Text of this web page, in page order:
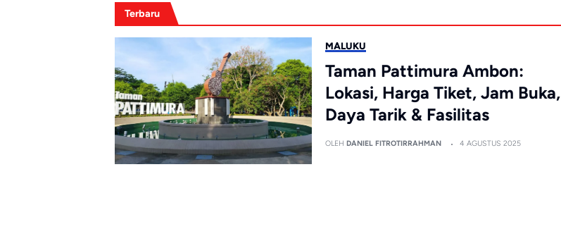
Terbaru
MALUKU
Taman Pattimura Ambon:
Lokasi, Harga Tiket, Jam Buka,
Daya Tarik & Fasilitas
OLEH DANIEL FITROTIRRAHMAN 4 AGUSTUS 2025